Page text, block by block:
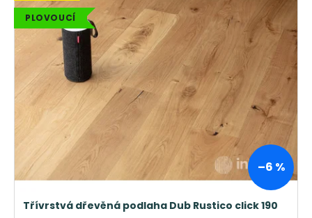
PLOVOUCÍ
–6 %
Třívrstvá dřevěná podlaha Dub Rustico click 190